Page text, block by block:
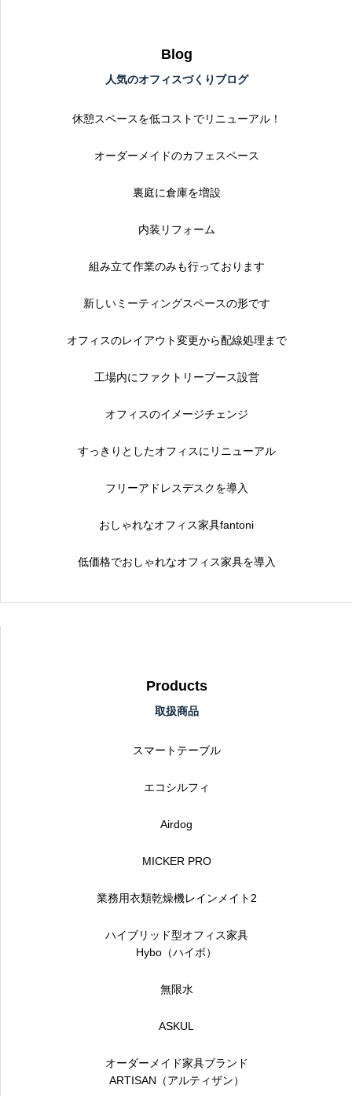
Blog
人気のオフィスづくりブログ
休憩スペースを低コストでリニューアル！
オーダーメイドのカフェスペース
裏庭に倉庫を増設
内装リフォーム
組み立て作業のみも行っております
新しいミーティングスペースの形です
オフィスのレイアウト変更から配線処理まで
工場内にファクトリーブース設営
オフィスのイメージチェンジ
すっきりとしたオフィスにリニューアル
フリーアドレスデスクを導入
おしゃれなオフィス家具fantoni
低価格でおしゃれなオフィス家具を導入
Products
取扱商品
スマートテーブル
エコシルフィ
Airdog
MICKER PRO
業務用衣類乾燥機レインメイト2
ハイブリッド型オフィス家具
Hybo（ハイボ）
無限水
ASKUL
オーダーメイド家具ブランド
ARTISAN（アルティザン）